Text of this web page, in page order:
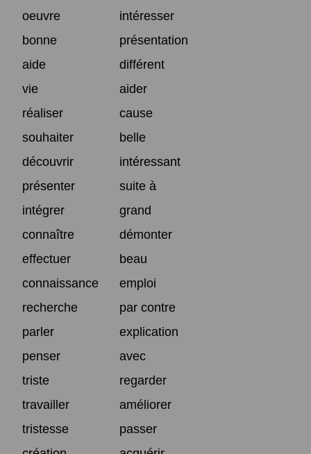
oeuvre
intéresser
bonne
présentation
aide
différent
vie
aider
réaliser
cause
souhaiter
belle
découvrir
intéressant
présenter
suite à
intégrer
grand
connaître
démonter
effectuer
beau
connaissance
emploi
recherche
par contre
parler
explication
penser
avec
triste
regarder
travailler
améliorer
tristesse
passer